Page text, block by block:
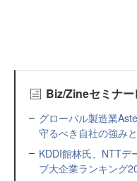
Biz/Zineセミナ
グローバル製造業
守るべき自社の強み
KDDI館林氏、NTTデ
ブ大企業ランキング